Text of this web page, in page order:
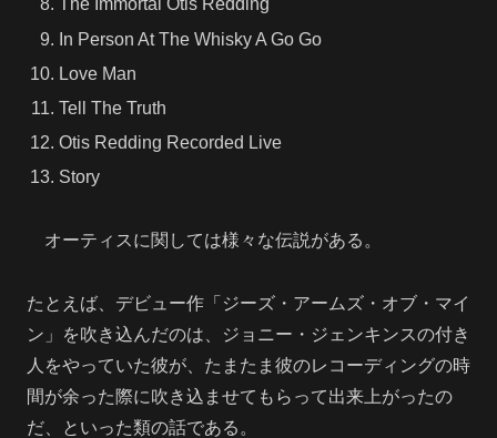
The Immortal Otis Redding
In Person At The Whisky A Go Go
Love Man
Tell The Truth
Otis Redding Recorded Live
Story
オーティスに関しては様々な伝説がある。
たとえば、デビュー作「ジーズ・アームズ・オブ・マイ
ン」を吹き込んだのは、ジョニー・ジェンキンスの付き
人をやっていた彼が、たまたま彼のレコーディングの時
間が余った際に吹き込ませてもらって出来上がったの
だ、といった類の話である。